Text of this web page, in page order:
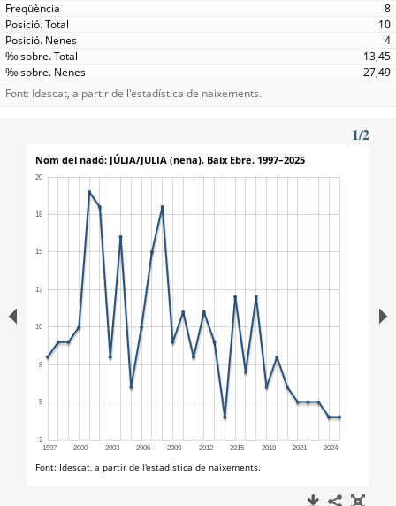
8
10
4
13,45
27,49
Font: Idescat, a partir de l'estadística de naixements.